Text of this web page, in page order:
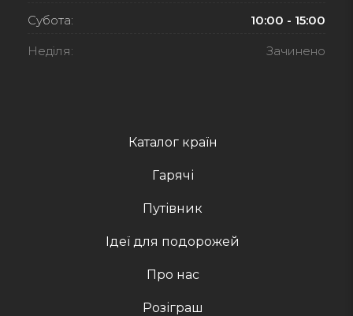
Каталог країн
Гарячі
Путівник
Ідеї для подорожей
Про нас
Розіграш
Субота: 10:00 - 15:00
Неділя: Зачинено